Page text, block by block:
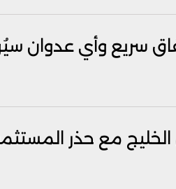
سريع وأي عدوان
مع حذر